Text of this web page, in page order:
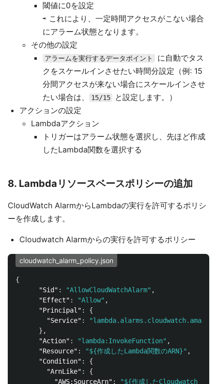
閾値に0を設定
⇨ これにより、一定時間アクセスがこない場合
にアラーム状態となります。
その他の設定
アラームを実行するデータポイント
に自動でタス
クをスケールインさせたい時間分設定（例: 15
分間アクセスが来ない場合にスケールインさせ
たい場合は、
15/15
と設定します。）
アクションの設定
Lambdaアクション
トリガーはアラーム状態を選択し、先ほど作成
したLambda関数を選択する
8. Lambdaリソースベースポリシーの追加
CloudWatch AlarmからLambdaの実行を許可するポリシ
ーを作成します。
Cloudwatch Alarmからの実行を許可するポリシー
cloudwatch_alarm_policy.json
{
"Sid" : "AllowCloudWatchAlarm" ,
"Effect" : "Allow" ,
"Principal" :
{
"Service" :
},
"Action" : "lambda:InvokeFunction" ,
"Resource" : "${作成したLambda関数のARN}" ,
"Condition" :
{
"ArnLike" :
{
"AWS:SourceArn" : "${作成したCloudwatch